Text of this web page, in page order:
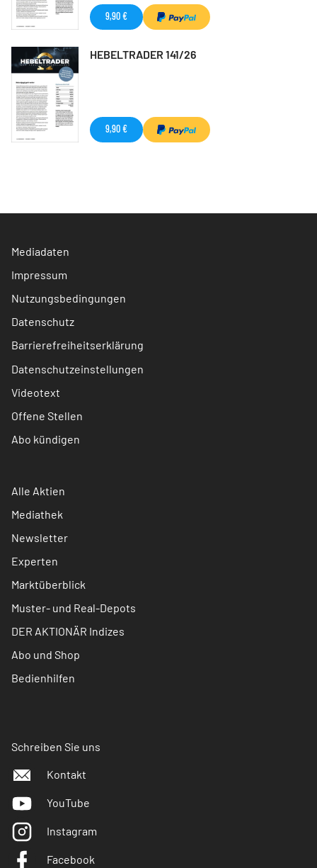
9,90 €
HEBELTRADER 141/26
9,90 €
Mediadaten
Impressum
Nutzungsbedingungen
Datenschutz
Barrierefreiheitserklärung
Datenschutzeinstellungen
Videotext
Offene Stellen
Abo kündigen
Alle Aktien
Mediathek
Newsletter
Experten
Marktüberblick
Muster- und Real-Depots
DER AKTIONÄR Indizes
Abo und Shop
Bedienhilfen
Schreiben Sie uns
Kontakt
YouTube
Instagram
Facebook